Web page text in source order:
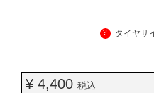
? タイヤサ
¥ 4,400 税込